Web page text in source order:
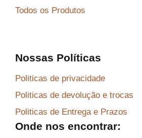
Todos os Produtos
Nossas Políticas
Politicas de privacidade
Politicas de devolução e trocas
Politicas de Entrega e Prazos
Onde nos encontrar: